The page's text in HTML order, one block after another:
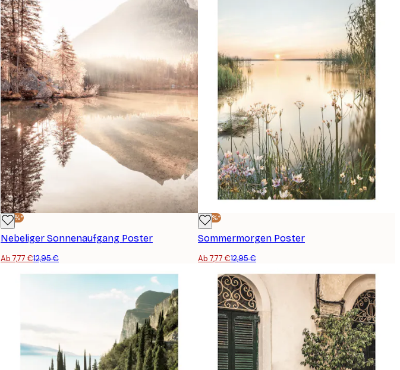
-40%*
Nebeliger Sonnenaufgang Poster
Ab 7,77 €12,95 €
-40%*
Sommermorgen Poster
Ab 7,77 €12,95 €